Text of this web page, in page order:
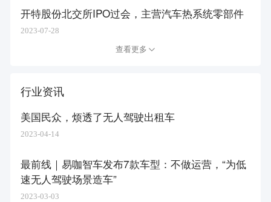
开特股份北交所IPO过会，主营汽车热系统零部件
2023-07-28
查看更多
行业资讯
美国民众，烦透了无人驾驶出租车
2023-04-14
最前线｜易咖智车发布7款车型：不做运营，“为低
速无人驾驶场景造车”
2023-03-03